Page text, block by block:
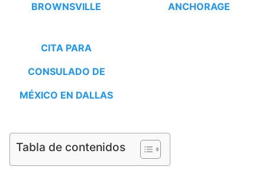
BROWNSVILLE
ANCHORAGE
CITA PARA
CONSULADO DE
MÉXICO EN DALLAS
Tabla de contenidos